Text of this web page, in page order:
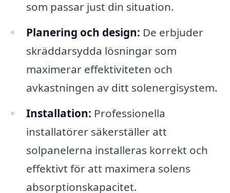
som passar just din situation.
Planering och design: De erbjuder
skräddarsydda lösningar som
maximerar effektiviteten och
avkastningen av ditt solenergisystem.
Installation: Professionella
installatörer säkerställer att
solpanelerna installeras korrekt och
effektivt för att maximera solens
absorptionskapacitet.